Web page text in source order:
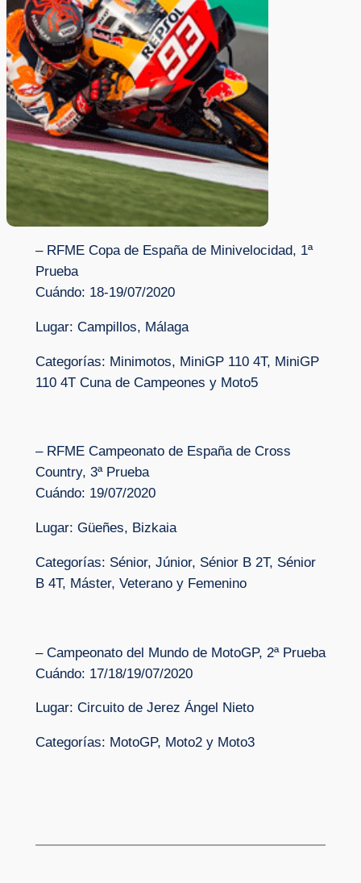
– RFME Copa de España de Minivelocidad, 1ª
Prueba
Cuándo: 18-19/07/2020
Lugar: Campillos, Málaga
Categorías: Minimotos, MiniGP 110 4T, MiniGP
110 4T Cuna de Campeones y Moto5
– RFME Campeonato de España de Cross
Country, 3ª Prueba
Cuándo: 19/07/2020
Lugar: Güeñes, Bizkaia
Categorías: Sénior, Júnior, Sénior B 2T, Sénior
B 4T, Máster, Veterano y Femenino
– Campeonato del Mundo de MotoGP, 2ª Prueba
Cuándo: 17/18/19/07/2020
Lugar: Circuito de Jerez Ángel Nieto
Categorías: MotoGP, Moto2 y Moto3